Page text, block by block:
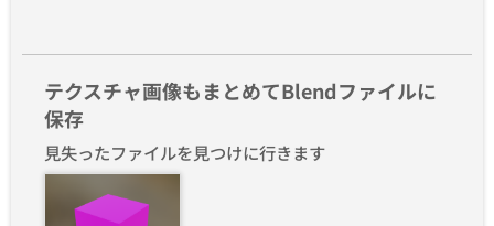
テクスチャ画像もまとめてBlendファイルに
保存
見失ったファイルを見つけに行きます